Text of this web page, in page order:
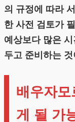
의 규정에 따라
한 사전 검토가
예상보다 많은
두고 준비하는
배우자
게 될 가